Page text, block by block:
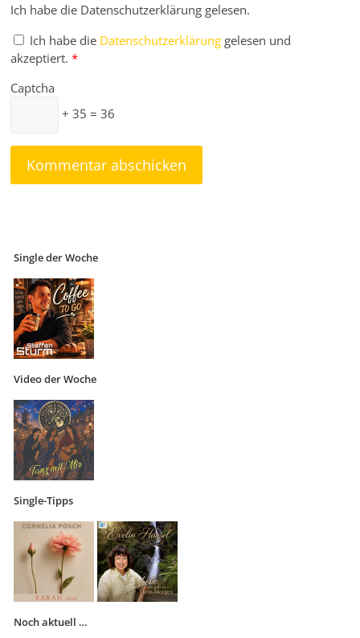
Ich habe die Datenschutzerklärung gelesen.
Ich habe die Datenschutzerklärung gelesen und
akzeptiert. *
Captcha
+ 35 = 36
Single der Woche
Video der Woche
Single-Tipps
Noch aktuell …